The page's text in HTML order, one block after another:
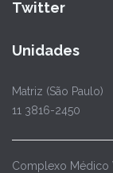
Twitter
Unidades
Matriz (São Paulo)
11 3816-2450
Complexo Médico